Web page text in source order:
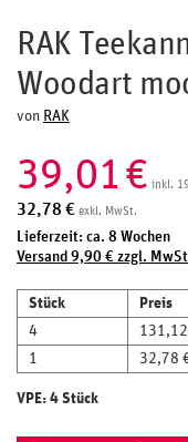
RAK
Woodart
von RAK
39,01€ inkl.
32,78 € exkl. MwSt.
Lieferzeit: ca. 8 Wochen
Versand 9,90 € zzgl.
Stück
Preis
4
1
32,78
VPE: 4 Stück